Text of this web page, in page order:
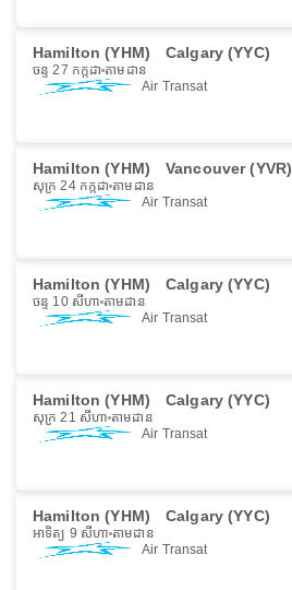
Hamilton (YHM) Calgary (YYC)
ចន្ទ 27 កក្កដា តាមដាន
Air Transat
Hamilton (YHM) Vancouver (YVR)
សុក្រ 24 កក្កដា តាមដាន
Air Transat
Hamilton (YHM) Calgary (YYC)
ចន្ទ 10 សីហា តាមដាន
Air Transat
Hamilton (YHM) Calgary (YYC)
សុក្រ 21 សីហា តាមដាន
Air Transat
Hamilton (YHM) Calgary (YYC)
អាទិត្យ 9 សីហា តាមដាន
Air Transat